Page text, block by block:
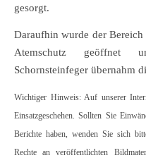
gesorgt.
Daraufhin wurde der
Atemschutz geöffnet
Schornsteinfeger übernahm
Wichtiger Hinweis: Auf unserer
Einsatzgeschehen. Sollten Sie
Berichte haben, wenden Sie sich
Rechte an veröffentlichten